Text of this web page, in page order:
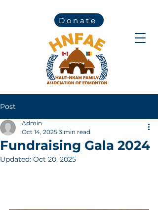
Donate
Post
Fundraising Gala 2024
Admin
Oct 14, 2025 3 min read
Updated: Oct 20, 2025